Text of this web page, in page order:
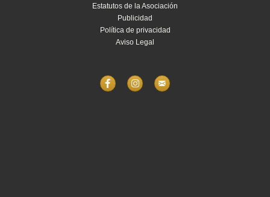
Estatutos de la Asociación
Publicidad
Política de privacidad
Aviso Legal